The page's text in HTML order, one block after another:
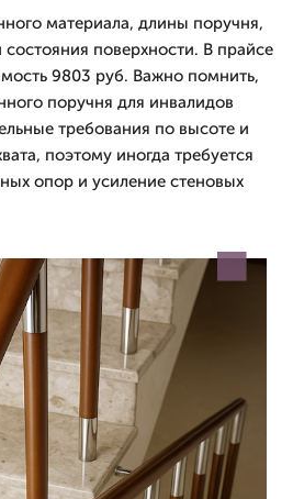
материала, длины поручня,
поверхности. В прайсе
9803 руб. Важно помнить,
поручня для инвалидов
требования по высоте и
поэтому иногда требуется
опор и усиление стеновых